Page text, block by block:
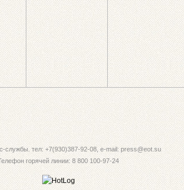
службы. тел: +7(930)387-92-08, e-mail: press@eot.su
горячей линии: 8 800 100-97-24